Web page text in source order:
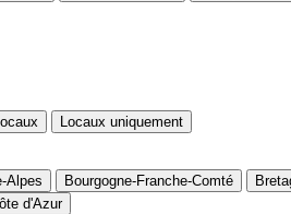
Locaux uniquement
Alpes Bourgogne-Franche-Comté
d'Azur